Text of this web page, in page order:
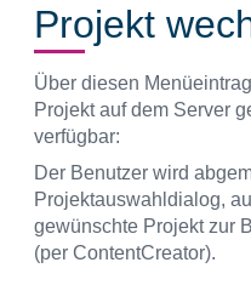
Projekt
Über diesen
Projekt auf dem Server
verfügbar:
Der Benutzer wird
Projektauswahldialog,
gewünschte Projekt zur
(per ContentCreator).